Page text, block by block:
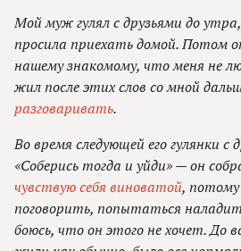
Мой муж гулял с друзьями до
просила приехать домой. Потом
нашему знакомому, что меня не
жил после этих слов со мной
разговаривать.
Во время следующей его гулянки с
«Соберись тогда и уйди» — он
чувствую себя виноватой, потому
поговорить, попытаться
боюсь, что он этого не хочет. До